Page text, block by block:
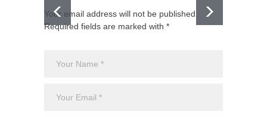
Your email address will not be published.
Required fields are marked with *